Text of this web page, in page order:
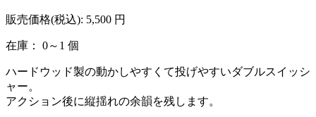
販売価格(税込): 5,500 円
在庫： 0～1 個
ハードウッド製の動かしやすくて投げやすいダブルスイッシ
ャー。
アクション後に縦揺れの余韻を残します。